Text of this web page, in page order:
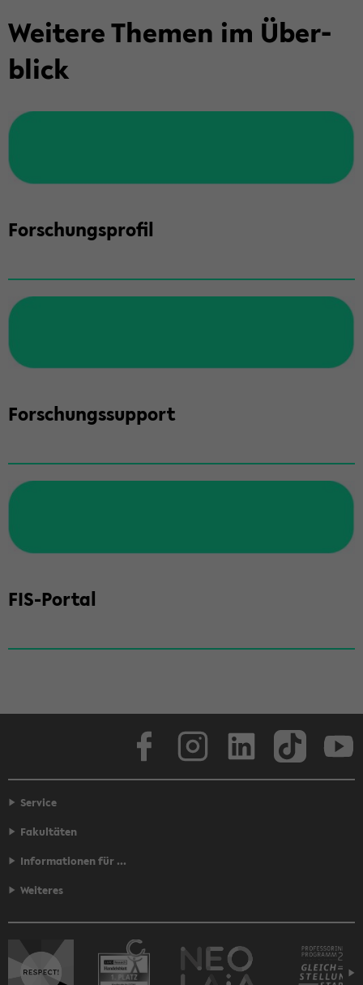
Wei­te­re The­men im Über­
blick
For­schungs­pro­fil
For­schungs­sup­port
FIS-​Portal
Face­book
Service
Fakultäten
Informationen für ...
Weiteres